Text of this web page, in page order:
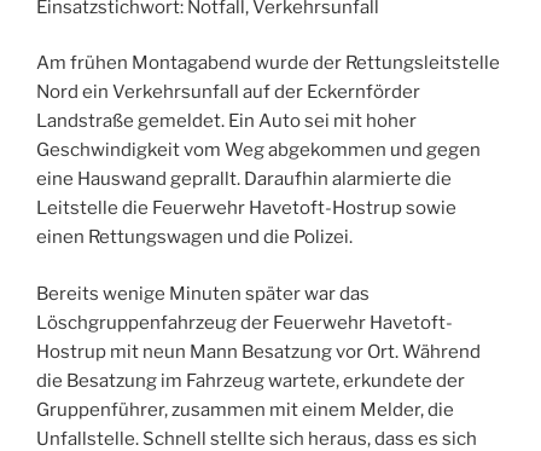
Einsatzstichwort: Notfall, Verkehrsunfall
Am frühen Montagabend wurde der Rettungsleitstelle
Nord ein Verkehrsunfall auf der Eckernförder
Landstraße gemeldet. Ein Auto sei mit hoher
Geschwindigkeit vom Weg abgekommen und gegen
eine Hauswand geprallt. Daraufhin alarmierte die
Leitstelle die Feuerwehr Havetoft-Hostrup sowie
einen Rettungswagen und die Polizei.
Bereits wenige Minuten später war das
Löschgruppenfahrzeug der Feuerwehr Havetoft-
Hostrup mit neun Mann Besatzung vor Ort. Während
die Besatzung im Fahrzeug wartete, erkundete der
Gruppenführer, zusammen mit einem Melder, die
Unfallstelle. Schnell stellte sich heraus, dass es sich